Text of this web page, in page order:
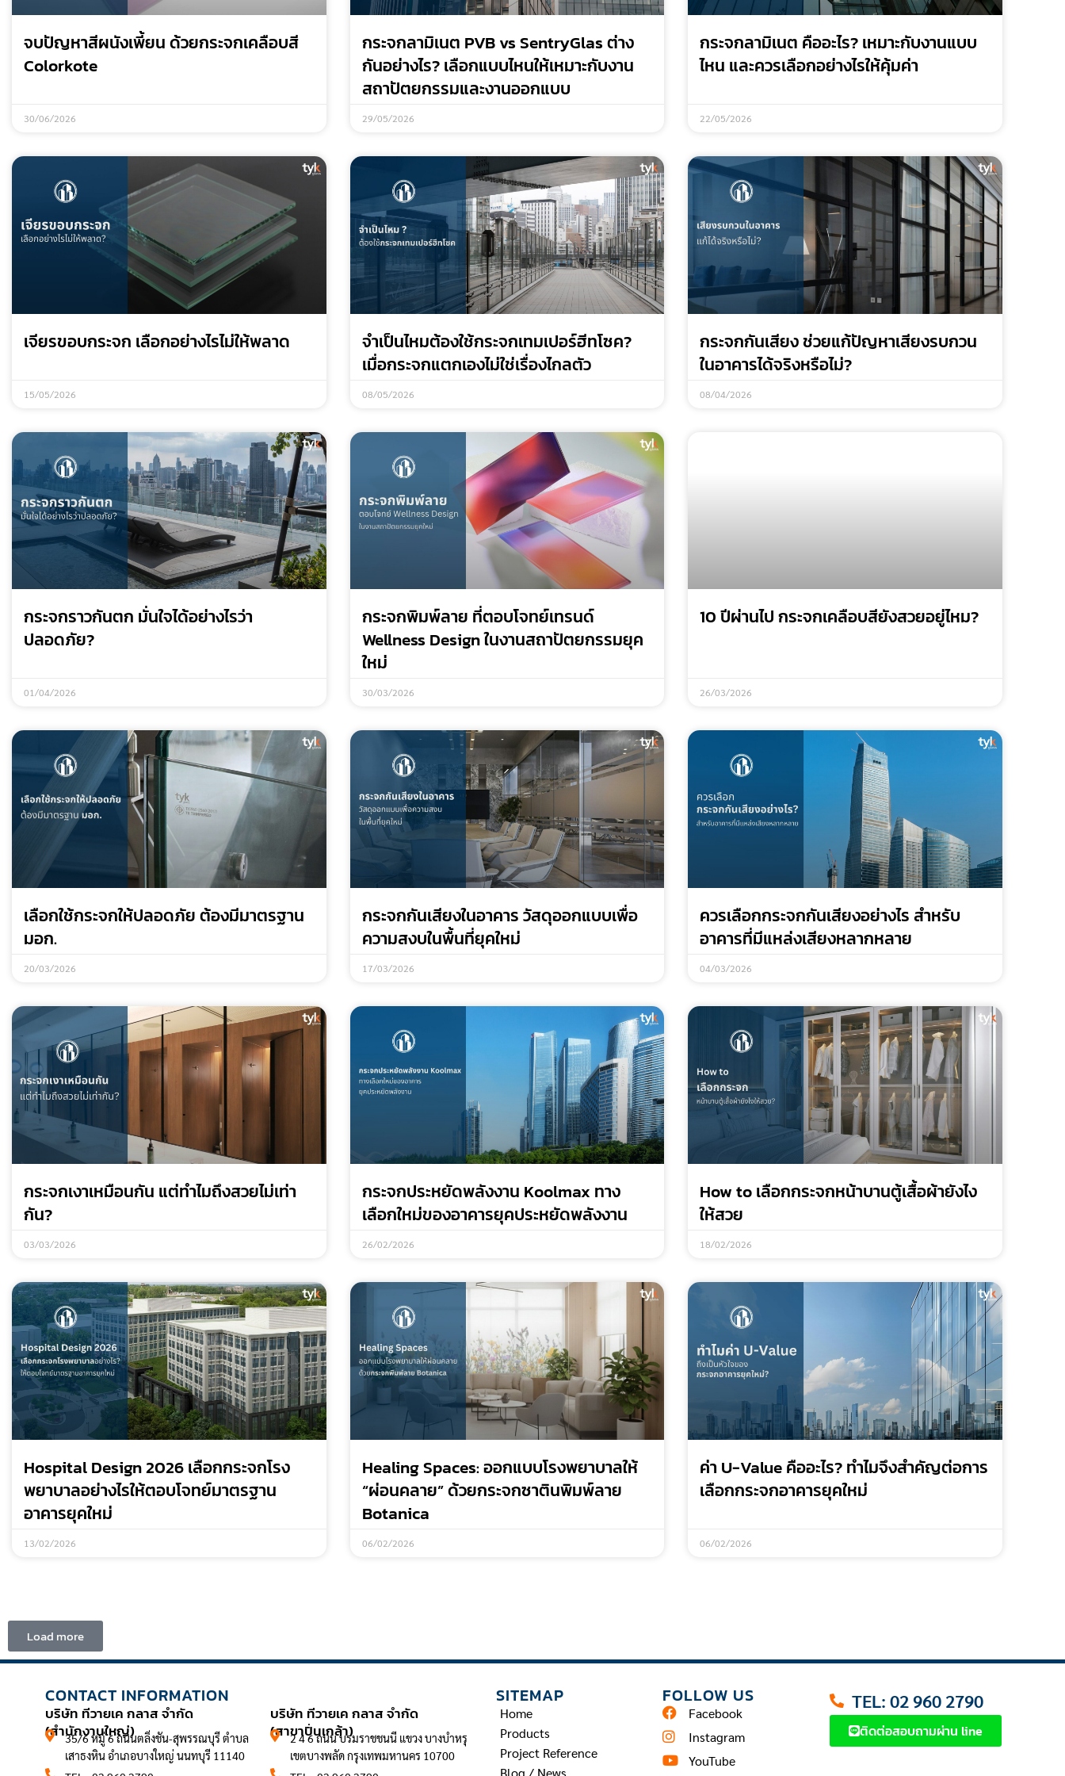
จบปัญหาสีผนังเพี้ยน ด้วยกระจกเคลือบสี
Colorkote
30/06/2026
กระจกลามิเนต PVB vs SentryGlas ต่าง
กันอย่างไร? เลือกแบบไหนให้เหมาะกับงาน
สถาปัตยกรรมและงานออกแบบ
29/05/2026
กระจกลามิเนต คืออะไร? เหมาะกับงานแบบ
ไหน และควรเลือกอย่างไรให้คุ้มค่า
22/05/2026
เจียรขอบกระจก เลือกอย่างไรไม่ให้พลาด
15/05/2026
จำเป็นไหมต้องใช้กระจกเทมเปอร์ฮีทโซค?
เมื่อกระจกแตกเองไม่ใช่เรื่องไกลตัว
08/05/2026
กระจกกันเสียง ช่วยแก้ปัญหาเสียงรบกวน
ในอาคารได้จริงหรือไม่?
08/04/2026
กระจกราวกันตก มั่นใจได้อย่างไรว่า
ปลอดภัย?
01/04/2026
กระจกพิมพ์ลาย ที่ตอบโจทย์เทรนด์
Wellness Design ในงานสถาปัตยกรรมยุค
ใหม่
30/03/2026
10 ปีผ่านไป กระจกเคลือบสียังสวยอยู่ไหม?
26/03/2026
เลือกใช้กระจกให้ปลอดภัย ต้องมีมาตรฐาน
มอก.
20/03/2026
กระจกกันเสียงในอาคาร วัสดุออกแบบเพื่อ
ความสงบในพื้นที่ยุคใหม่
17/03/2026
ควรเลือกกระจกกันเสียงอย่างไร สำหรับ
อาคารที่มีแหล่งเสียงหลากหลาย
04/03/2026
กระจกเงาเหมือนกัน แต่ทำไมถึงสวยไม่เท่า
กัน?
03/03/2026
กระจกประหยัดพลังงาน Koolmax ทาง
เลือกใหม่ของอาคารยุคประหยัดพลังงาน
26/02/2026
How to เลือกกระจกหน้าบานตู้เสื้อผ้ายังไง
ให้สวย
18/02/2026
Hospital Design 2026 เลือกกระจกโรง
พยาบาลอย่างไรให้ตอบโจทย์มาตรฐาน
อาคารยุคใหม่
13/02/2026
Healing Spaces: ออกแบบโรงพยาบาลให้
“ผ่อนคลาย” ด้วยกระจกซาตินพิมพ์ลาย
Botanica
06/02/2026
ค่า U-Value คืออะไร? ทำไมจึงสำคัญต่อการ
เลือกกระจกอาคารยุคใหม่
06/02/2026
Load more
CONTACT INFORMATION
บริษัท ทีวายเค กลาส จำกัด
(สำนักงานใหญ่)
35/6 หมู่ 6 ถนนตลิ่งชัน-สุพรรณบุรี ตำบล
เสาธงหิน อำเภอบางใหญ่ นนทบุรี 11140
บริษัท ทีวายเค กลาส จำกัด
(สาขาปิ่นเกล้า)
2 4 6 ถนน บรมราชชนนี แขวง บางบำหรุ
เขตบางพลัด กรุงเทพมหานคร 10700
SITEMAP
Home
Products
Project Reference
Blog / News
FOLLOW US
Facebook
Instagram
YouTube
TEL: 02 960 2790
ติดต่อสอบถามผ่าน line